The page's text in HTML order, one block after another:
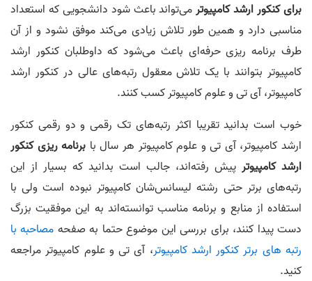
برای کنکور ارشد کامپیوترمی‌تواند باعث شود دانشجویی که استعداد
مناسبی دارد و همین طور تلاش زیادی می‌کند موفق نشود و از آن
طرف برنامه ریزی حرفه‌ای باعث می‌شود که داوطلبان کنکور ارشد
کامپیوتر بتوانند با یک تلاش معقول رتبه‌های عالی در کنکور ارشد
کامپیوتر، آی تی و علوم کامپیوتر کسب کنند.
خوب است بدانید تقریبا اکثر رتبه‌های تک رقمی و دو رقمی کنکور
ارشد کامپیوتر، آی تی و علوم کامپیوتر هر سال با برنامه ریزی کنکور
ارشد کامپیوتر پیش رفته‌اند، جالب است بدانید که بسیار از این
رتبه‌های برتر حتی رشته لیسانس‌شان کامپیوتر نبوده است ولی با
استفاده از منابع و برنامه مناسب توانسته‌اند به این موفقیت بزرگ
دست پیدا کنند، برای بررسی این موضوع حتما به صفحه مصاحبه با
رتبه های برتر کنکور ارشد کامپیوتر، آی تی و علوم کامپیوتر مراجعه
کنید.